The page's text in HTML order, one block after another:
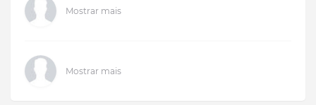
Mostrar mais
Mostrar mais